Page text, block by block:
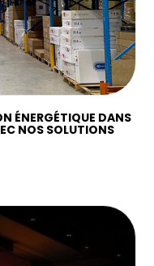
ÉNERGÉTIQUE DANS
NOS SOLUTIONS